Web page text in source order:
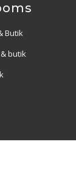
Butik
butik